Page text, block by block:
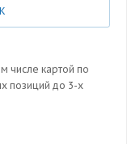
числе картой по
позиций до 3-х